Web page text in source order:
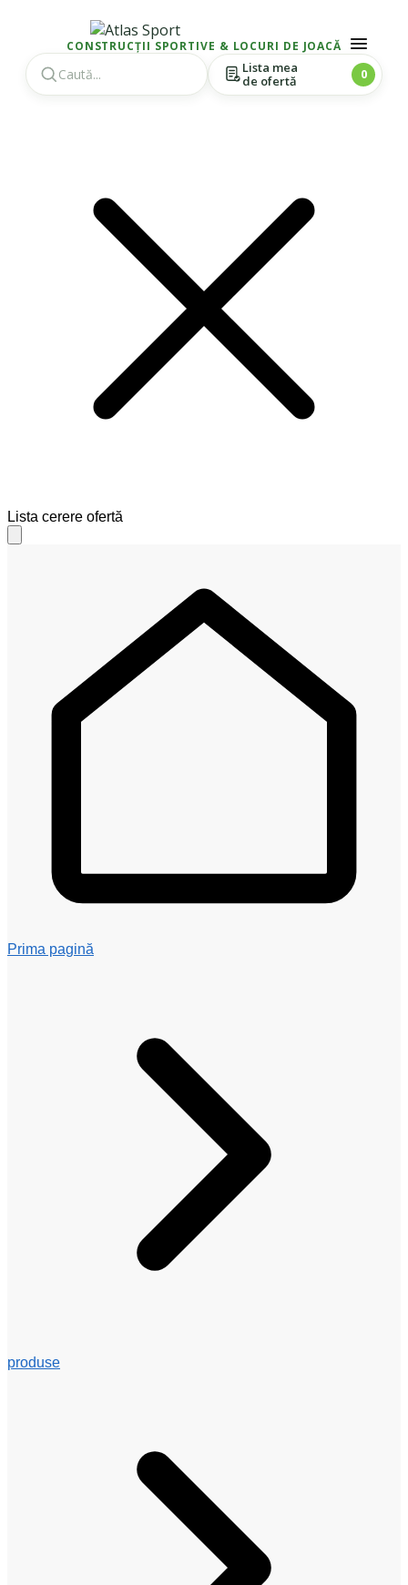
CONSTRUCȚII SPORTIVE & LOCURI DE JOACĂ
Lista mea
de ofertă
0
Skip
to
navigation
Skip
to
content
Lista cerere ofertă
Prima pagină
produse